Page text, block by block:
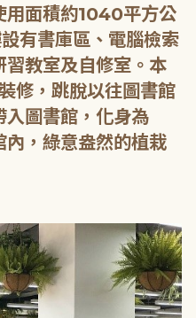
用面積約1040平方公
有書庫區、電腦檢索
教室及自修室。本
修，跳脫以往圖書館
入圖書館，化身為
內，綠意盎然的植栽